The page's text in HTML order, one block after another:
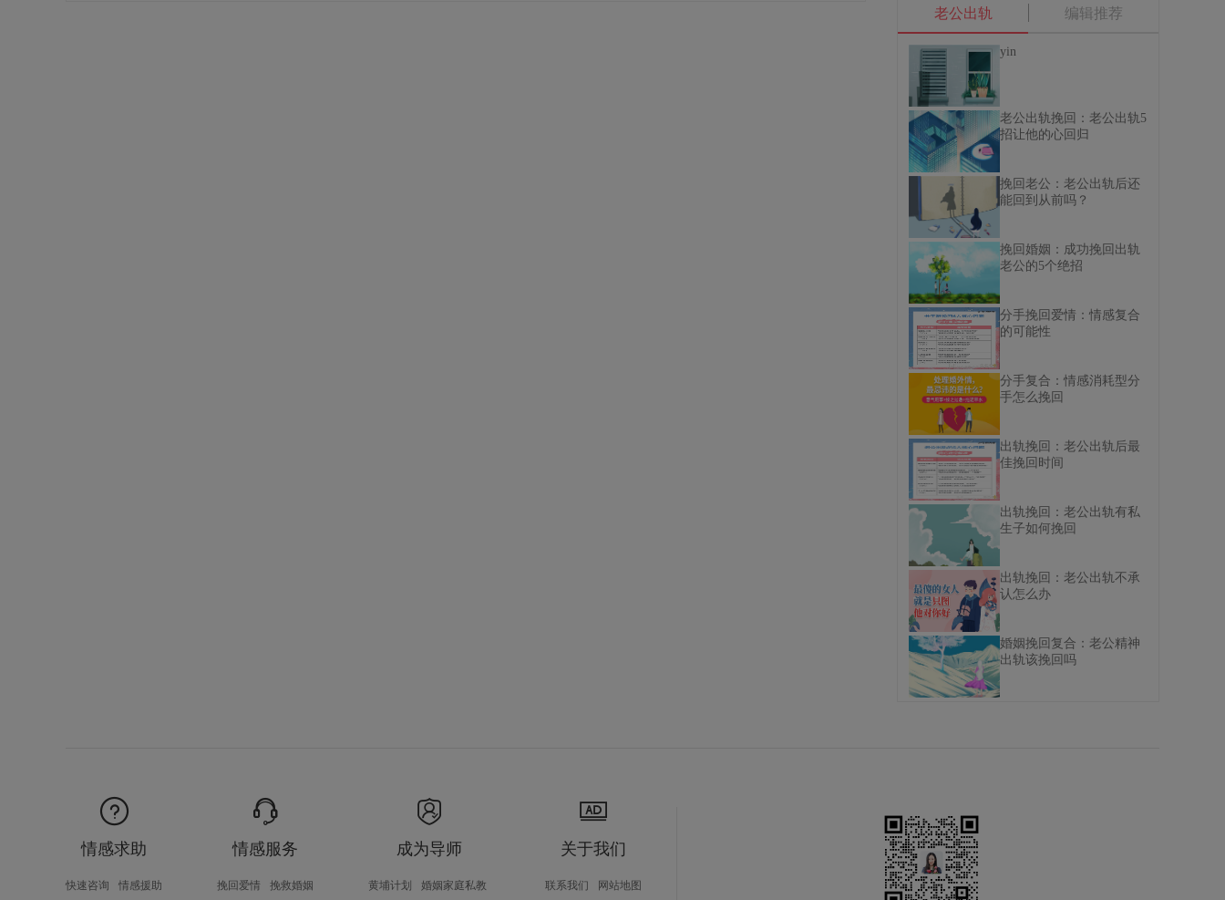
老公出轨 编辑推荐
yin
老公出轨挽回：老公出轨5
招让他的心回归
挽回老公：老公出轨后还
能回到从前吗？
挽回婚姻：成功挽回出轨
老公的5个绝招
分手挽回爱情：情感复合
的可能性
分手复合：情感消耗型分
手怎么挽回
出轨挽回：老公出轨后最
佳挽回时间
出轨挽回：老公出轨有私
生子如何挽回
出轨挽回：老公出轨不承
认怎么办
婚姻挽回复合：老公精神
出轨该挽回吗
情感求助
快速咨询 情感援助
情感服务
挽回爱情 挽救婚姻
成为导师
黄埔计划 婚姻家庭私教
关于我们
联系我们 网站地图